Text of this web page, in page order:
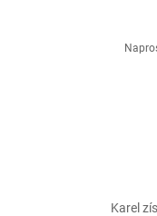
Karel